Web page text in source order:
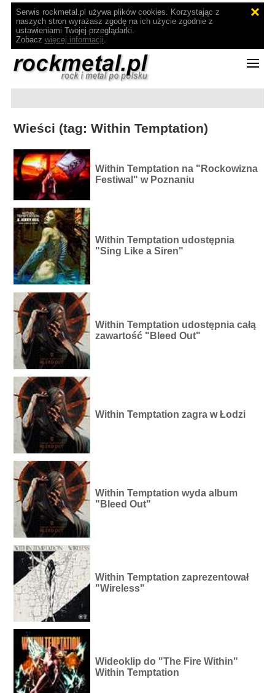
Serwis rockmetal.pl używa plików cookies. Korzystając z
naszych stron wyrażasz zgodę na ich użycie zgodnie z
ustawieniami Twojej przeglądarki.
Zobacz więcej informacji.
Wieści (tag: Within Temptation)
Within Temptation na "Rockowizna
Festiwal" w Poznaniu
Within Temptation udostępnia
"Sing Like a Siren"
Within Temptation udostępnia całą
zawartość "Bleed Out"
Within Temptation zagra w Łodzi
Within Temptation wyda album
"Bleed Out"
Within Temptation zaprezentował
"Wireless"
Wideoklip do "The Fire Within"
Within Temptation